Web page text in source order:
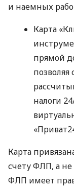
и наемных
Карта
прямой
налоги
Карта
счету ФЛП, а не
ФЛП имеет